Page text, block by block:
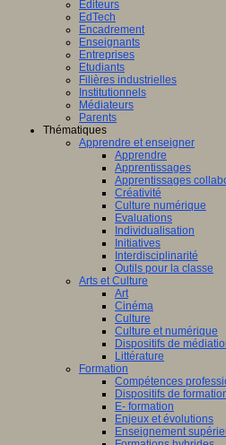
Editeurs
EdTech
Encadrement
Enseignants
Entreprises
Etudiants
Filières industrielles
Institutionnels
Médiateurs
Parents
Thématiques
Apprendre et enseigner
Apprendre
Apprentissages
Apprentissages
Créativité
Culture numérique
Evaluations
Individualisation
Initiatives
Interdisciplinarité
Outils pour la classe
Arts et Culture
Art
Cinéma
Culture
Culture et numérique
Dispositifs de
Littérature
Formation
Compétences
Dispositifs de
E- formation
Enjeux et évolutions
Enseignement